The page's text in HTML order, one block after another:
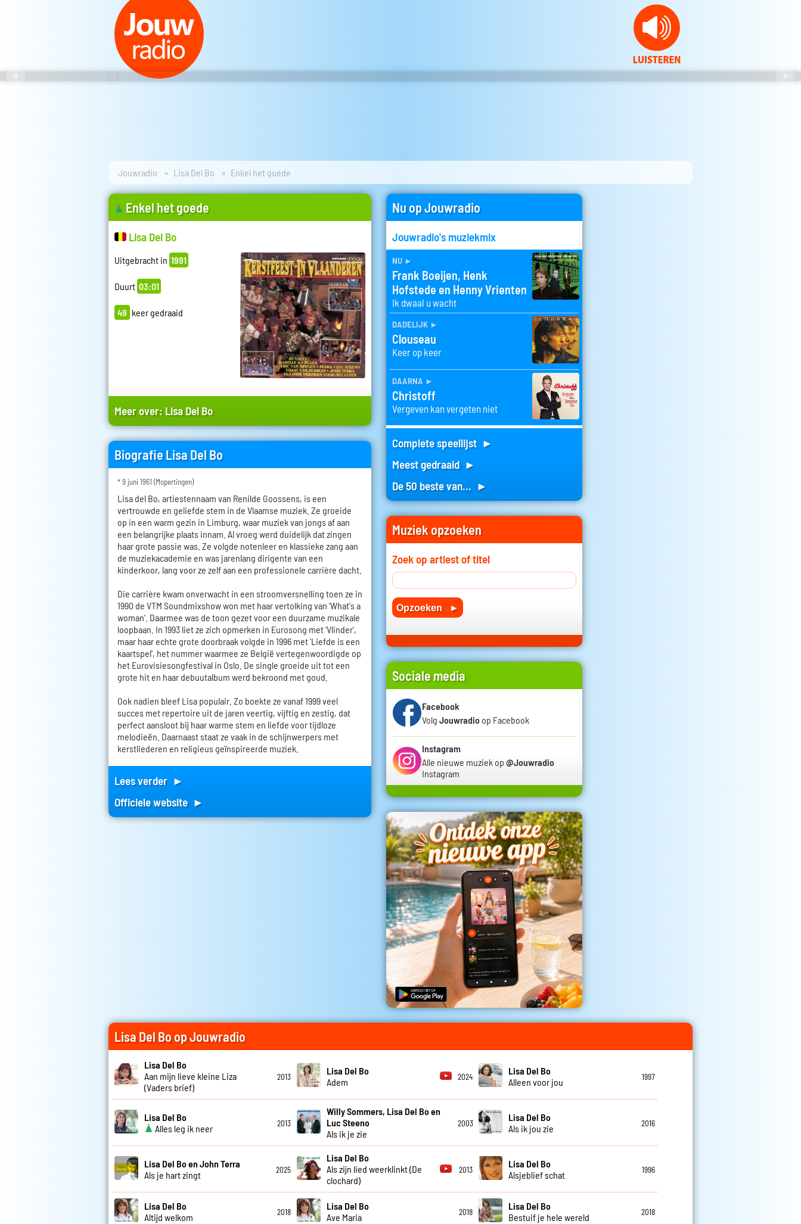
Jouwradio Lisa Del Bo Enkel het goede
Enkel het goede
Lisa Del Bo
Uitgebracht in 1991
Duurt 03:01
49 keer gedraaid
Meer over: Lisa Del Bo
Biografie Lisa Del Bo
* 9 juni 1961 (Mopertingen)
Lisa del Bo, artiestennaam van Renilde Goossens, is een
vertrouwde en geliefde stem in de Vlaamse muziek. Ze groeide
op in een warm gezin in Limburg, waar muziek van jongs af aan
een belangrijke plaats innam. Al vroeg werd duidelijk dat zingen
haar grote passie was. Ze volgde notenleer en klassieke zang aan
de muziekacademie en was jarenlang dirigente van een
kinderkoor, lang voor ze zelf aan een professionele carrière dacht.
Die carrière kwam onverwacht in een stroomversnelling toen ze in
1990 de VTM Soundmixshow won met haar vertolking van 'What's a
woman'. Daarmee was de toon gezet voor een duurzame muzikale
loopbaan. In 1993 liet ze zich opmerken in Eurosong met 'Vlinder',
maar haar echte grote doorbraak volgde in 1996 met 'Liefde is een
kaartspel', het nummer waarmee ze België vertegenwoordigde op
het Eurovisiesongfestival in Oslo. De single groeide uit tot een
grote hit en haar debuutalbum werd bekroond met goud.
Ook nadien bleef Lisa populair. Zo boekte ze vanaf 1999 veel
succes met repertoire uit de jaren veertig, vijftig en zestig, dat
perfect aansloot bij haar warme stem en liefde voor tijdloze
melodieën. Daarnaast staat ze vaak in de schijnwerpers met
kerstliederen en religieus geïnspireerde muziek.
Lees verder ►
Officiele website ►
Nu op Jouwradio
Jouwradio's muziekmix
nu ►
Frank Boeijen, Henk
Hofstede en Henny Vrienten
Ik dwaal u wacht
dadelijk ►
Clouseau
Keer op keer
daarna ►
Christoff
Vergeven kan vergeten niet
Complete speellijst ►
Meest gedraaid ►
De 50 beste van... ►
Muziek opzoeken
Zoek op artiest of titel
Sociale media
Facebook
Volg Jouwradio op Facebook
Instagram
Alle nieuwe muziek op @Jouwradio
Instagram
Lisa Del Bo op Jouwradio
Lisa Del Bo
Aan mijn lieve kleine Liza
(Vaders brief)
2013
Lisa Del Bo
Adem
2024
Lisa Del Bo
Alleen voor jou
1997
Lisa Del Bo
Alles leg ik neer
2013
Willy Sommers, Lisa Del Bo en
Luc Steeno
Als ik je zie
2003
Lisa Del Bo
Als ik jou zie
2016
Lisa Del Bo en John Terra
Als je hart zingt
2025
Lisa Del Bo
Als zijn lied weerklinkt (De
clochard)
2013
Lisa Del Bo
Alsjeblief schat
1996
Lisa Del Bo
Altijd welkom
2018
Lisa Del Bo
Ave Maria
2018
Lisa Del Bo
Bestuif je hele wereld
2018